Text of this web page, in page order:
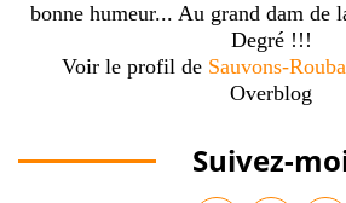
bonne humeur... Au grand dam de
Degré !!!
Voir le profil de Sauvons-
Overblog
Suivez-